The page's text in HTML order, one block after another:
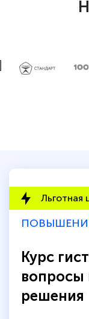
Льготная
Курс
вопросы
решения